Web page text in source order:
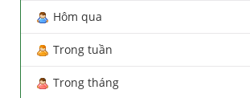
Hôm qua
Trong tuần
Trong tháng